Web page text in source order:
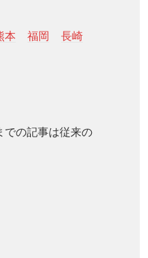
本 福岡
長崎
での記事は従来の